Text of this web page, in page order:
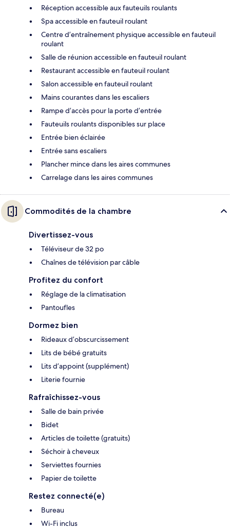
Réception accessible aux fauteuils roulants
Spa accessible en fauteuil roulant
Centre d’entraînement physique accessible en fauteuil
roulant
Salle de réunion accessible en fauteuil roulant
Restaurant accessible en fauteuil roulant
Salon accessible en fauteuil roulant
Mains courantes dans les escaliers
Rampe d’accès pour la porte d’entrée
Fauteuils roulants disponibles sur place
Entrée bien éclairée
Entrée sans escaliers
Plancher mince dans les aires communes
Carrelage dans les aires communes
Commodités de la chambre
Divertissez-vous
Téléviseur de 32 po
Chaînes de télévision par câble
Profitez du confort
Réglage de la climatisation
Pantoufles
Dormez bien
Rideaux d’obscurcissement
Lits de bébé gratuits
Lits d’appoint (supplément)
Literie fournie
Rafraîchissez-vous
Salle de bain privée
Bidet
Articles de toilette (gratuits)
Séchoir à cheveux
Serviettes fournies
Papier de toilette
Restez connecté(e)
Bureau
Wi-Fi inclus